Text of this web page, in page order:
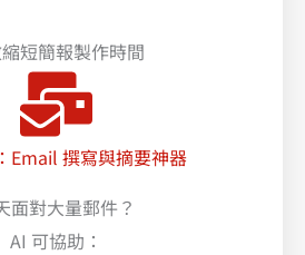
短簡報製作時間
Email 撰寫與摘要神器
面對大量郵件？
AI 可協助：